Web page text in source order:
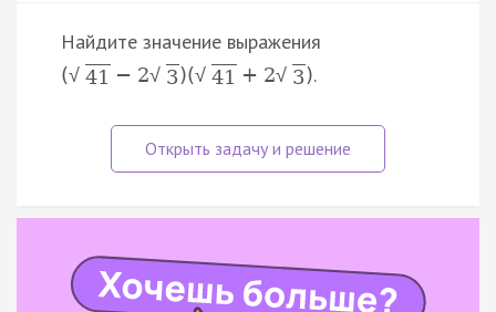
Найдите значение выражения
(√ 41 − 2√ 3)(√ 41 + 2√ 3).